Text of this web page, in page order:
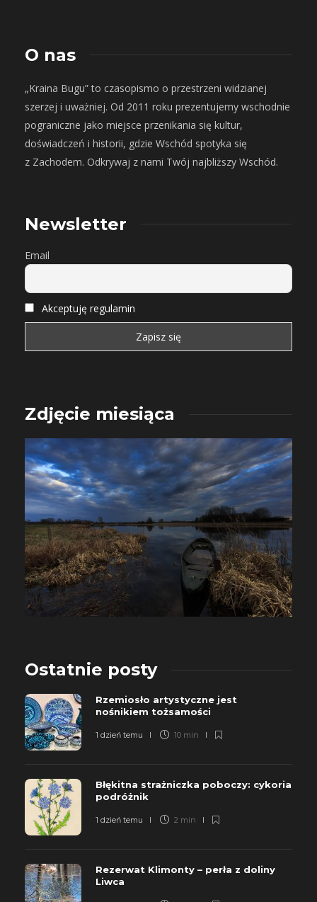
O nas
„Kraina Bugu” to czasopismo o przestrzeni widzianej
szerzej i uważniej. Od 2011 roku prezentujemy wschodnie
pograniczne jako miejsce przenikania się kultur,
doświadczeń i historii, gdzie Wschód spotyka się
z Zachodem. Odkrywaj z nami Twój najbliższy Wschód.
Newsletter
Email
Akceptuję regulamin
Zdjęcie miesiąca
Ostatnie posty
Rzemiosło artystyczne jest
nośnikiem tożsamości
1 dzień temu 10 min
Błękitna strażniczka poboczy: cykoria
podróżnik
1 dzień temu 2 min
Rezerwat Klimonty – perła z doliny
Liwca